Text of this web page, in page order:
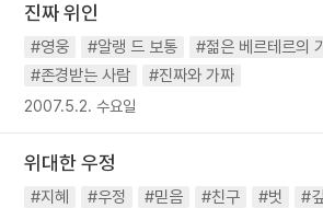
#독서
#건강
진짜 위인
#영웅 #알랭 드 보통 #젊은 베르테르의
#존경받는 사람
#진짜와 가짜
2007.5.2. 수요일
위대한 우정
#지혜 #우정 #믿음 #친구 #벗 #